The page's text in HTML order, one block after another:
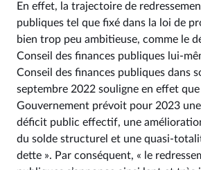
En effet, la trajectoire de
publiques tel que fixé dans la loi de
bien trop peu ambitieuse, comme le
Conseil des finances publiques lui-
Conseil des finances publiques dans
septembre 2022 souligne en effet que
Gouvernement prévoit pour 2023
déficit public effectif, une
du solde structurel et une quasi-
dette ». Par conséquent, « le